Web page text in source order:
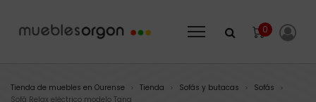
0
Tienda de muebles en Ourense > Tienda > Sofás y butacas > Sofás >
Sofá Relax eléctrico modelo Tana